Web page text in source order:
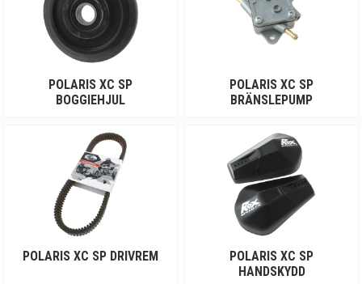
Några av de populäraste modellerna av Polaris XC SP är följande:
- Polaris XC SP 500
- Polaris XC SP 600
- Polaris XC SP 700
- Polaris XC SP 800
POLARIS XC SP
BOGGIEHJUL
POLARIS XC SP
BRÄNSLEPUMP
POLARIS XC SP DRIVREM
POLARIS XC SP
HANDSKYDD